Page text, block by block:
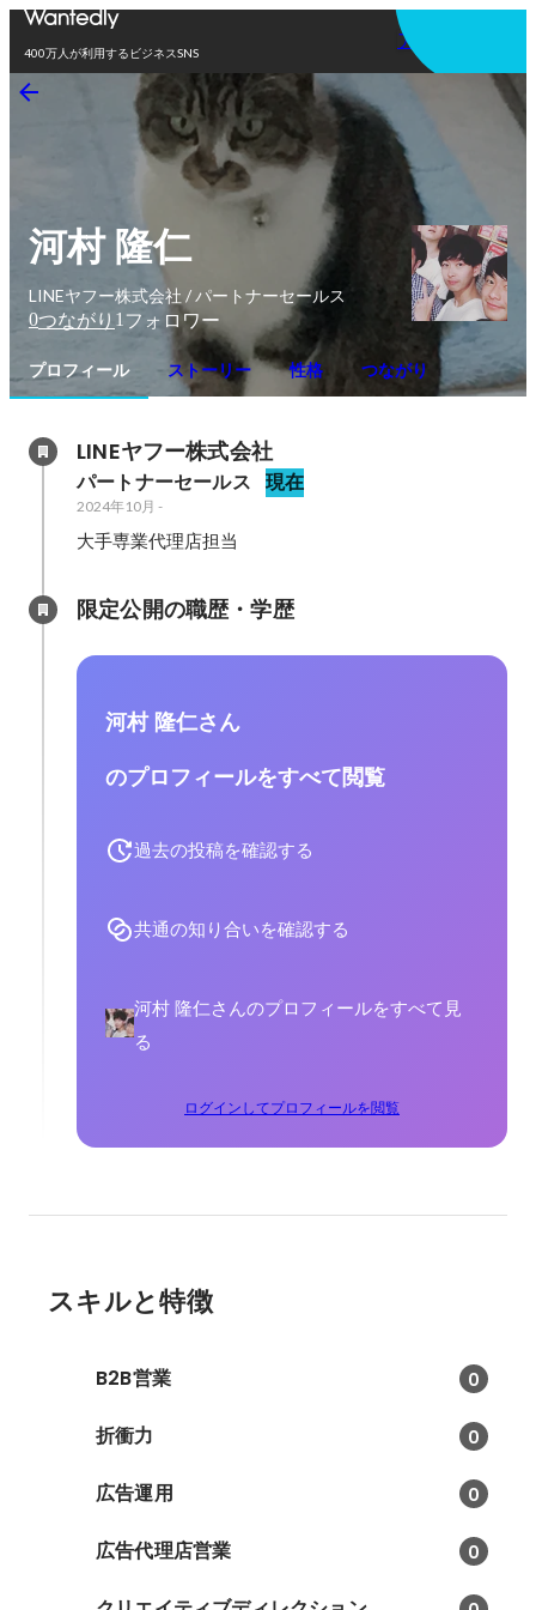
400万人が利用するビジネスSNS
アプリを使う
河村 隆仁
LINEヤフー株式会社 / パートナーセールス
0つながり 1 フォロワー
プロフィール ストーリー 性格 つながり
LINEヤフー株式会社
パートナーセールス 現在
2024年10月 -
大手専業代理店担当
限定公開の職歴・学歴
河村 隆仁さん
のプロフィールをすべて閲覧
過去の投稿を確認する
共通の知り合いを確認する
河村 隆仁さんのプロフィールをすべて見
る
ログインしてプロフィールを閲覧
スキルと特徴
B2B営業 0
折衝力 0
広告運用 0
広告代理店営業 0